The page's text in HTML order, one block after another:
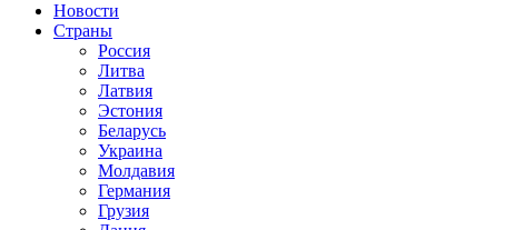
Новости
Страны
Россия
Литва
Латвия
Эстония
Беларусь
Украина
Молдавия
Германия
Грузия